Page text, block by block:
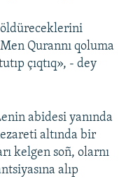
öldüreceklerini
Qurannı qoluma
çıqtıq», - dey
abidesi yanında
altında bir
kelgen soñ, olarnı
alıp